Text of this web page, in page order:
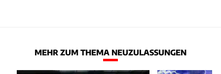
MEHR ZUM THEMA NEUZULASSUNGEN